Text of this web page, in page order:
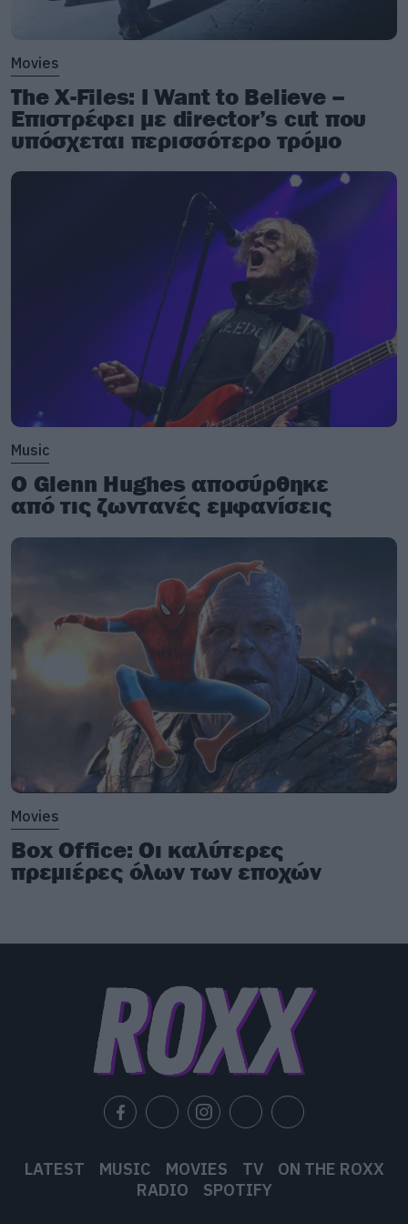
μαθαίνετε πρώτοι
νέαγια μουσική, σειρές και
ταινίες. Στο instagram μας βρίσκετεεδώ.
Movies
The X-Files: I Want to Believe –
Επιστρέφει με director’s cut που
υπόσχεται περισσότερο τρόμο
Music
Ο Glenn Hughes αποσύρθηκε
από τις ζωντανές εμφανίσεις
Movies
Box Office: Οι καλύτερες
πρεμιέρες όλων των εποχών
LATEST MUSIC MOVIES TV
ON THE ROXX
RADIO
SPOTIFY